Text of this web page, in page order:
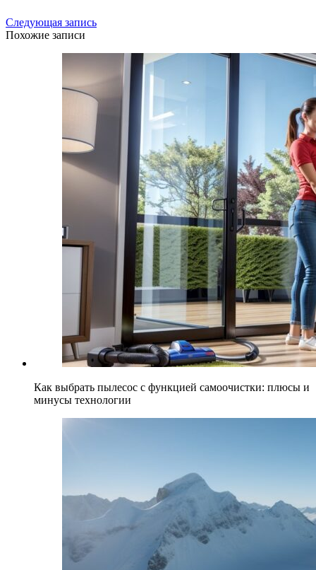
Следующая запись
Похожие записи
Как выбрать пылесос с функцией самоочистки: плюсы и
минусы технологии